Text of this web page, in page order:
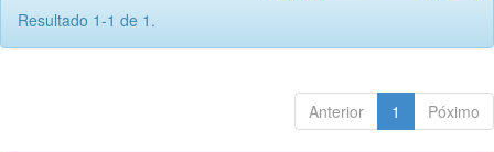
Resultado 1-1 de 1.
Anterior 1 Póximo